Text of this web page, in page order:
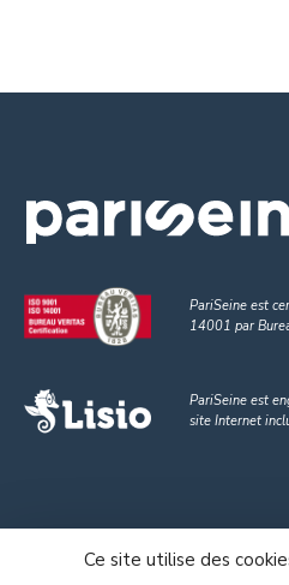
PariSeine est
14001par
PariSeine est
site Internet
Ce site utilise des